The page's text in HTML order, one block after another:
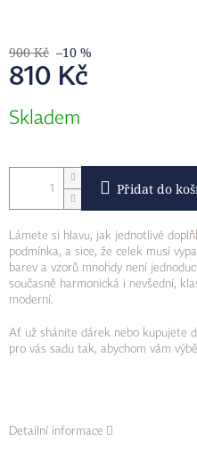
900 Kč –10 %
810 Kč
cena:
Skladem
Přidat do
Lámete si hlavu, jak jednotlivé
podmínka, a sice, že celek musí
barev a vzorů mnohdy není
současně harmonická i nevšední,
moderní.
Ať už sháníte dárek nebo kupujete
pro vás sadu tak, abychom vám
Detailní informace